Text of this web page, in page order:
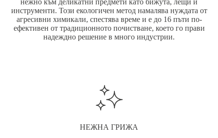
инструменти. Този екологичен метод намалява нуждата от
агресивни химикали, спестява време и е до 16 пъти по-
ефективен от традиционното почистване, което го прави
надеждно решение в много индустрии.
НЕЖНА ГРИЖА